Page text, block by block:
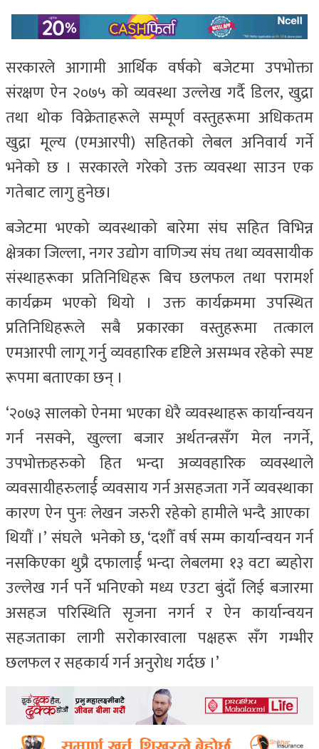
सरकारले आगामी आर्थिक वर्षको बजेटमा उपभोक्ता
संरक्षण ऐन २०७५ को व्यवस्था उल्लेख गर्दै डिलर, खुद्रा
तथा थोक विक्रेताहरूले सम्पूर्ण वस्तुहरूमा अधिकतम
खुद्रा मूल्य (एमआरपी) सहितको लेबल अनिवार्य गर्ने
भनेको छ । सरकारले गरेको उक्त व्यवस्था साउन एक
गतेबाट लागु हुनेछ।
बजेटमा भएको व्यवस्थाको बारेमा संघ सहित विभिन्न
क्षेत्रका जिल्ला, नगर उद्योग वाणिज्य संघ तथा व्यवसायीक
संस्थाहरूका प्रतिनिधिहरू बिच छलफल तथा परामर्श
कार्यक्रम भएको थियो । उक्त कार्यक्रममा उपस्थित
प्रतिनिधिहरूले सबै प्रकारका वस्तुहरूमा तत्काल
एमआरपी लागू गर्नु व्यवहारिक दृष्टिले असम्भव रहेको स्पष्ट
रूपमा बताएका छन् ।
‘२०७३ सालको ऐनमा भएका धेरै व्यवस्थाहरू कार्यान्वयन
गर्न नसक्ने, खुल्ला बजार अर्थतन्त्रसँग मेल नगर्ने,
उपभोक्तहरुको हित भन्दा अव्यवहारिक व्यवस्थाले
व्यवसायीहरुलार्ई व्यवसाय गर्न असहजता गर्ने व्यवस्थाका
कारण ऐन पुनः लेखन जरुरी रहेको हामीले भन्दै आएका
थियाैं ।’ संघले भनेको छ, ‘दशौँ वर्ष सम्म कार्यान्वयन गर्न
नसकिएका थुप्रै दफालार्ई भन्दा लेबलमा १३ वटा ब्यहोरा
उल्लेख गर्न पर्ने भनिएको मध्य एउटा बुंदाँ लिई बजारमा
असहज परिस्थिति सृजना नगर्न र ऐन कार्यान्वयन
सहजताका लागी सरोकारवाला पक्षहरू सँग गम्भीर
छलफल र सहकार्य गर्न अनुरोध गर्दछ ।’